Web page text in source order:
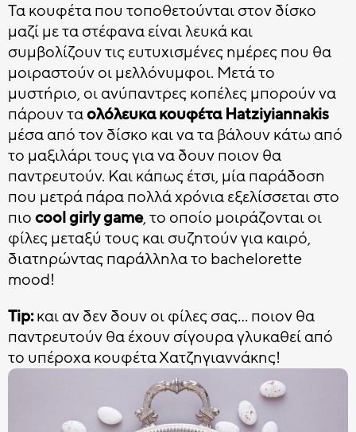
Τα κουφέτα που τοποθετούνται στον δίσκο
μαζί με τα στέφανα είναι λευκά και
συμβολίζουν τις ευτυχισμένες ημέρες που θα
μοιραστούν οι μελλόνυμφοι. Μετά το
μυστήριο, οι ανύπαντρες κοπέλες μπορούν να
πάρουν ταολόλευκα κουφέτα Hatziyiannakis
μέσα από τον δίσκο και να τα βάλουν κάτω από
το μαξιλάρι τους για να δουν ποιον θα
παντρευτούν. Και κάπως έτσι, μία παράδοση
που μετρά πάρα πολλά χρόνια εξελίσσεται στο
πιοcool girly game, το οποίο μοιράζονται οι
φίλες μεταξύ τους και συζητούν για καιρό,
διατηρώντας παράλληλα το bachelorette
mood!
Tip:και αν δεν δουν οι φίλες σας… ποιον θα
παντρευτούν θα έχουν σίγουρα γλυκαθεί από
το υπέροχα κουφέτα Χατζηγιαννάκης!